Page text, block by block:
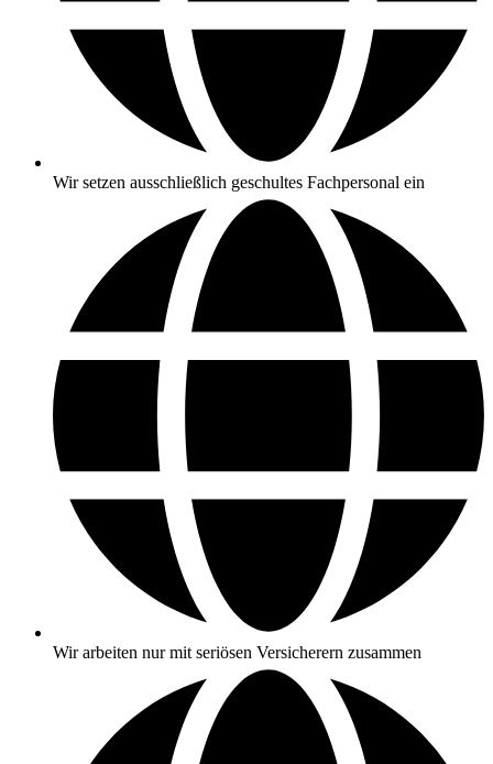
Wir setzen ausschließlich geschultes Fachpersonal ein
Wir arbeiten nur mit seriösen Versicherern zusammen